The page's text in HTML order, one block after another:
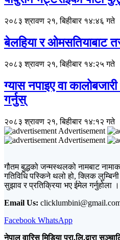
२०८३ श्रावण २१, बिहीबार १४:४६ गते
बेलहिया र ओमसतियाबाट
२०८३ श्रावण २१, बिहीबार १४:२५ गते
ग्यास नपाइए वा
गर्नुस्
२०८३ श्रावण २१, बिहीबार १४:१२ गते
Advertisement
Advertisement
गौतम बुद्धको जन्मस्थलको नामबाट
गतिविधि पस्किने थलो हो, क्लिक
सुझाव र प्रतिक्रिया भए ईमेल गर्नुहोला ।
Email Us:
Facebook WhatsApp
नेपाल वारिस मिडिया प्रा.लि.द्वारा